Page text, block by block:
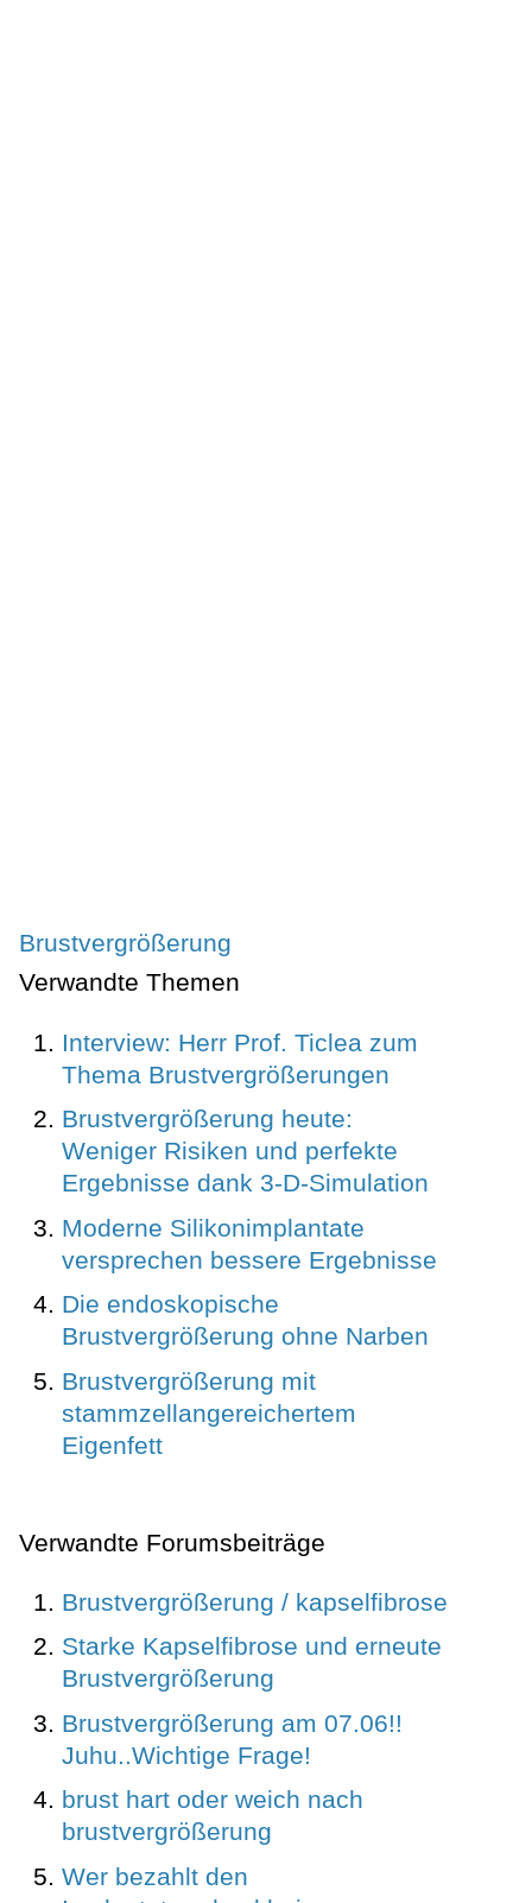
Brustvergrößerung
Verwandte Themen
Interview: Herr Prof. Ticlea zum
Thema Brustvergrößerungen
Brustvergrößerung heute:
Weniger Risiken und perfekte
Ergebnisse dank 3-D-Simulation
Moderne Silikonimplantate
versprechen bessere Ergebnisse
Die endoskopische
Brustvergrößerung ohne Narben
Brustvergrößerung mit
stammzellangereichertem
Eigenfett
Verwandte Forumsbeiträge
Brustvergrößerung / kapselfibrose
Starke Kapselfibrose und erneute
Brustvergrößerung
Brustvergrößerung am 07.06!!
Juhu..Wichtige Frage!
brust hart oder weich nach
brustvergrößerung
Wer bezahlt den